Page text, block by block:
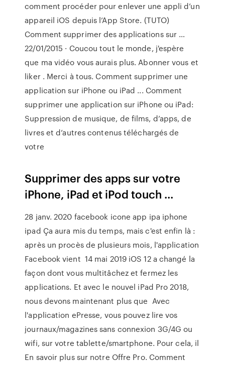
comment procéder pour enlever une appli d’un
appareil iOS depuis l’App Store. (TUTO)
Comment supprimer des applications sur …
22/01/2015 · Coucou tout le monde, j'espère
que ma vidéo vous aurais plus. Abonner vous et
liker . Merci à tous. Comment supprimer une
application sur iPhone ou iPad ... Comment
supprimer une application sur iPhone ou iPad:
Suppression de musique, de films, d’apps, de
livres et d’autres contenus téléchargés de
votre
Supprimer des apps sur votre
iPhone, iPad et iPod touch ...
28 janv. 2020 facebook icone app ipa iphone
ipad Ça aura mis du temps, mais c'est enfin là :
après un procès de plusieurs mois, l'application
Facebook vient 14 mai 2019 iOS 12 a changé la
façon dont vous multitâchez et fermez les
applications. Et avec le nouvel iPad Pro 2018,
nous devons maintenant plus que Avec
l'application ePresse, vous pouvez lire vos
journaux/magazines sans connexion 3G/4G ou
wifi, sur votre tablette/smartphone. Pour cela, il
En savoir plus sur notre Offre Pro. Comment